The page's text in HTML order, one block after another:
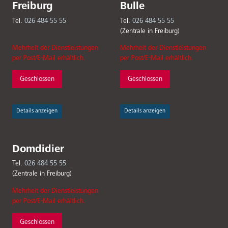
Freiburg
Tel. 026 484 55 55
Mehrheit der Dienstleistungen
per Post/E-Mail erhältlich.
Geschlossen
Details anzeigen
Bulle
Tel. 026 484 55 55
(Zentrale in Freiburg)
Mehrheit der Dienstleistungen
per Post/E-Mail erhältlich.
Geschlossen
Details anzeigen
Domdidier
Tel. 026 484 55 55
(Zentrale in Freiburg)
Mehrheit der Dienstleistungen
per Post/E-Mail erhältlich.
Geschlossen